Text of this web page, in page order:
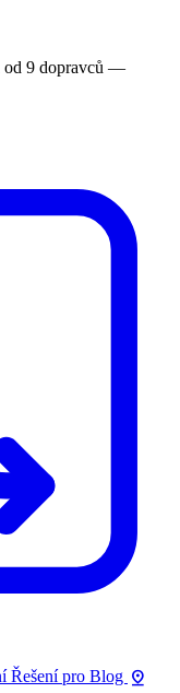
od 9 dopravců —
Řešení pro Blog pin_drop